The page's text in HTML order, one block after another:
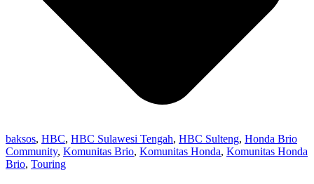
baksos, HBC, HBC Sulawesi Tengah, HBC Sulteng, Honda Brio
Community, Komunitas Brio, Komunitas Honda, Komunitas Honda
Brio, Touring